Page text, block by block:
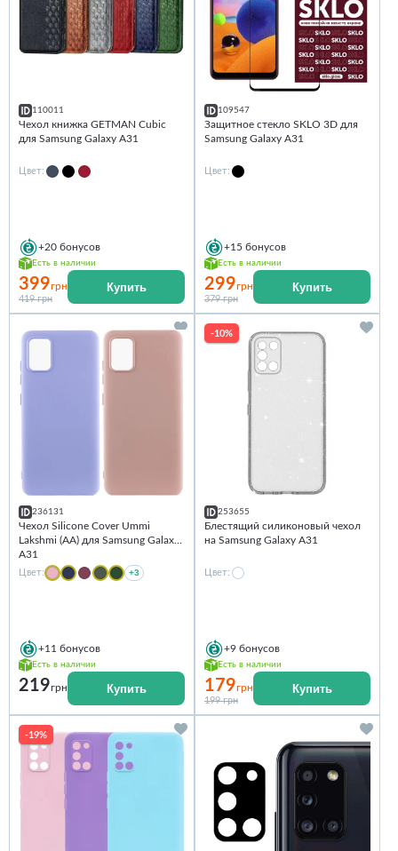
110011
Чехол книжка GETMAN Cubic
для Samsung Galaxy A31
Цвет:
+20 бонусов
Есть в наличии
399грн
419 грн
Купить
109547
Защитное стекло SKLO 3D для
Samsung Galaxy A31
Цвет:
+15 бонусов
Есть в наличии
299грн
379 грн
Купить
236131
Чехол Silicone Cover Ummi
Lakshmi (AA) для Samsung Galaxy
A31
Цвет: +3
+11 бонусов
Есть в наличии
219грн Купить
-10%
253655
Блестящий силиконовый чехол
на Samsung Galaxy A31
Цвет:
+9 бонусов
Есть в наличии
179грн
199 грн
Купить
-19%